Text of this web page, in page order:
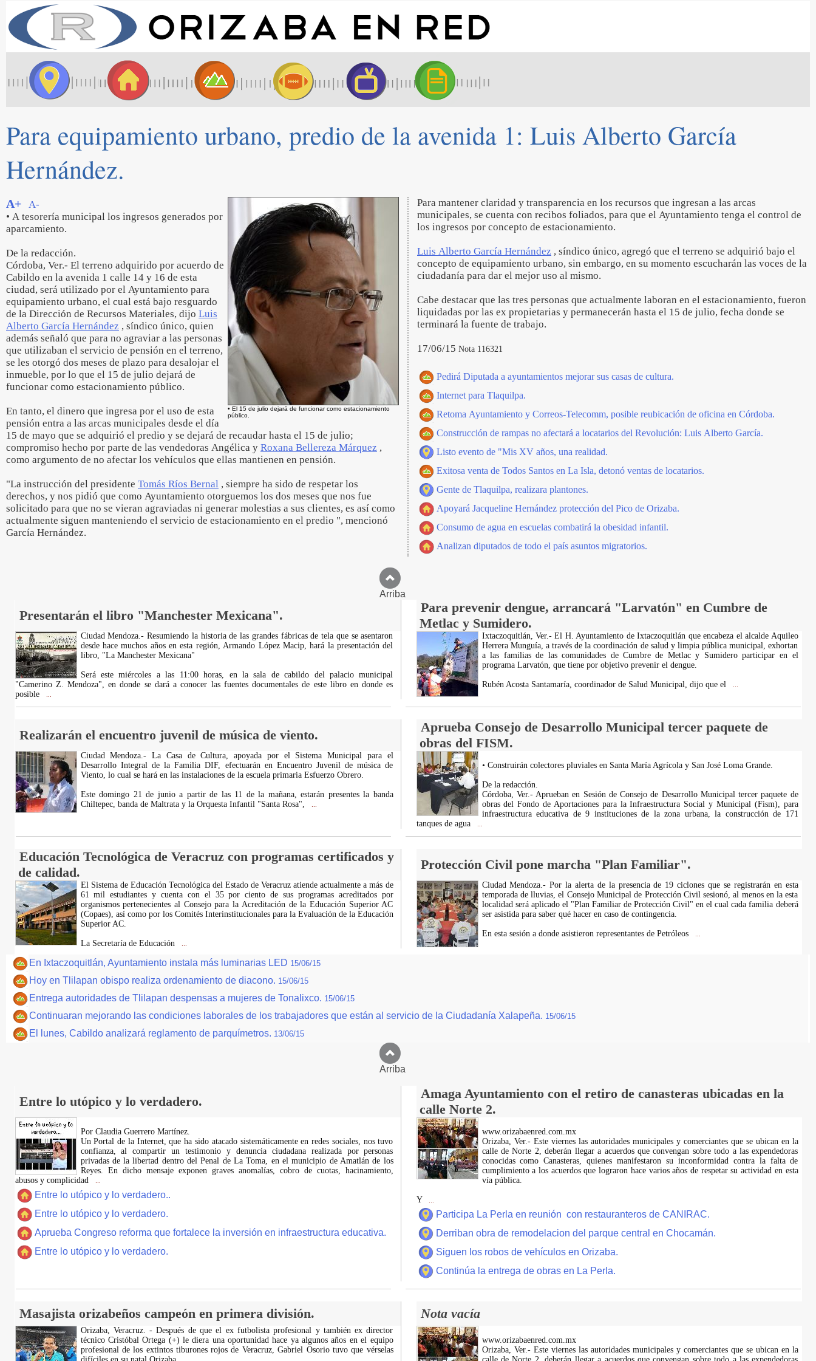
Para equipamiento urbano, predio de la avenida 1: Luis Alberto García
Hernández.
• El 15 de julio dejará de funcionar como estacionamiento
público.
A+
A-
• A tesorería municipal los ingresos generados por
aparcamiento.
De la redacción.
Córdoba, Ver.- El terreno adquirido por acuerdo de
Cabildo en la avenida 1 calle 14 y 16 de esta
ciudad, será utilizado por el Ayuntamiento para
equipamiento urbano, el cual está bajo resguardo
de la Dirección de Recursos Materiales, dijo Luis
Alberto García Hernández , síndico único, quien
además señaló que para no agraviar a las personas
que utilizaban el servicio de pensión en el terreno,
se les otorgó dos meses de plazo para desalojar el
inmueble, por lo que el 15 de julio dejará de
funcionar como estacionamiento público.
En tanto, el dinero que ingresa por el uso de esta
pensión entra a las arcas municipales desde el día
15 de mayo que se adquirió el predio y se dejará de recaudar hasta el 15 de julio;
compromiso hecho por parte de las vendedoras Angélica y Roxana Bellereza Márquez ,
como argumento de no afectar los vehículos que ellas mantienen en pensión.
"La instrucción del presidente Tomás Ríos Bernal , siempre ha sido de respetar los
derechos, y nos pidió que como Ayuntamiento otorguemos los dos meses que nos fue
solicitado para que no se vieran agraviadas ni generar molestias a sus clientes, es así como
actualmente siguen manteniendo el servicio de estacionamiento en el predio ", mencionó
García Hernández.
Para mantener claridad y transparencia en los recursos que ingresan a las arcas
municipales, se cuenta con recibos foliados, para que el Ayuntamiento tenga el control de
los ingresos por concepto de estacionamiento.
Luis Alberto García Hernández , síndico único, agregó que el terreno se adquirió bajo el
concepto de equipamiento urbano, sin embargo, en su momento escucharán las voces de la
ciudadanía para dar el mejor uso al mismo.
Cabe destacar que las tres personas que actualmente laboran en el estacionamiento, fueron
liquidadas por las ex propietarias y permanecerán hasta el 15 de julio, fecha donde se
terminará la fuente de trabajo.
17/06/15 Nota 116321
Pedirá Diputada a ayuntamientos mejorar sus casas de cultura.
Internet para Tlaquilpa.
Retoma Ayuntamiento y Correos-Telecomm, posible reubicación de oficina en Córdoba.
Construcción de rampas no afectará a locatarios del Revolución: Luis Alberto García.
Listo evento de "Mis XV años, una realidad.
Exitosa venta de Todos Santos en La Isla, detonó ventas de locatarios.
Gente de Tlaquilpa, realizara plantones.
Apoyará Jacqueline Hernández protección del Pico de Orizaba.
Consumo de agua en escuelas combatirá la obesidad infantil.
Analizan diputados de todo el país asuntos migratorios.
Arriba
Presentarán el libro "Manchester Mexicana".
Para prevenir dengue, arrancará "Larvatón" en Cumbre de
Metlac y Sumidero.
Ciudad Mendoza.- Resumiendo la historia de las grandes fábricas de tela que se asentaron
desde hace muchos años en esta región, Armando López Macip, hará la presentación del
libro, "La Manchester Mexicana"
Será este miércoles a las 11:00 horas, en la sala de cabildo del palacio municipal
"Camerino Z. Mendoza", en donde se dará a conocer las fuentes documentales de este libro en donde es
posible
Ixtaczoquitlán, Ver.- El H. Ayuntamiento de Ixtaczoquitlán que encabeza el alcalde Aquileo
Herrera Munguía, a través de la coordinación de salud y limpia pública municipal, exhortan
a las familias de las comunidades de Cumbre de Metlac y Sumidero participar en el
programa Larvatón, que tiene por objetivo prevenir el dengue.
Rubén Acosta Santamaría, coordinador de Salud Municipal, dijo que el
Realizarán el encuentro juvenil de música de viento.
Aprueba Consejo de Desarrollo Municipal tercer paquete de
obras del FISM.
Ciudad Mendoza.- La Casa de Cultura, apoyada por el Sistema Municipal para el
Desarrollo Integral de la Familia DIF, efectuarán en Encuentro Juvenil de música de
Viento, lo cual se hará en las instalaciones de la escuela primaria Esfuerzo Obrero.
Este domingo 21 de junio a partir de las 11 de la mañana, estarán presentes la banda
Chiltepec, banda de Maltrata y la Orquesta Infantil "Santa Rosa",
• Construirán colectores pluviales en Santa María Agrícola y San José Loma Grande.
De la redacción.
Córdoba, Ver.- Aprueban en Sesión de Consejo de Desarrollo Municipal tercer paquete de
obras del Fondo de Aportaciones para la Infraestructura Social y Municipal (Fism), para
infraestructura educativa de 9 instituciones de la zona urbana, la construcción de 171
tanques de agua
Educación Tecnológica de Veracruz con programas certificados y
de calidad.
Protección Civil pone marcha "Plan Familiar".
El Sistema de Educación Tecnológica del Estado de Veracruz atiende actualmente a más de
61 mil estudiantes y cuenta con el 35 por ciento de sus programas acreditados por
organismos pertenecientes al Consejo para la Acreditación de la Educación Superior AC
(Copaes), así como por los Comités Interinstitucionales para la Evaluación de la Educación
Superior AC.
La Secretaría de Educación
Ciudad Mendoza.- Por la alerta de la presencia de 19 ciclones que se registrarán en esta
temporada de lluvias, el Consejo Municipal de Protección Civil sesionó, al menos en la esta
localidad será aplicado el "Plan Familiar de Protección Civil" en el cual cada familia deberá
ser asistida para saber qué hacer en caso de contingencia.
En esta sesión a donde asistieron representantes de Petróleos
En Ixtaczoquitlán, Ayuntamiento instala más luminarias LED 15/06/15
Hoy en Tlilapan obispo realiza ordenamiento de diacono. 15/06/15
Entrega autoridades de Tlilapan despensas a mujeres de Tonalixco. 15/06/15
Continuaran mejorando las condiciones laborales de los trabajadores que están al servicio de la Ciudadanía Xalapeña. 15/06/15
El lunes, Cabildo analizará reglamento de parquímetros. 13/06/15
Arriba
Entre lo utópico y lo verdadero.
Amaga Ayuntamiento con el retiro de canasteras ubicadas en la
calle Norte 2.
Por Claudia Guerrero Martínez.
​Un Portal de la Internet, que ha sido atacado sistemáticamente en redes sociales, nos tuvo
confianza, al compartir un testimonio y denuncia ciudadana realizada por personas
privadas de la libertad dentro del Penal de La Toma, en el municipio de Amatlán de los
Reyes. En dicho mensaje exponen graves anomalías, cobro de cuotas, hacinamiento,
abusos y complicidad
Entre lo utópico y lo verdadero..
Entre lo utópico y lo verdadero.
Aprueba Congreso reforma que fortalece la inversión en infraestructura educativa.
Entre lo utópico y lo verdadero.
www.orizabaenred.com.mx
Orizaba, Ver.- Este viernes las autoridades municipales y comerciantes que se ubican en la
calle de Norte 2, deberán llegar a acuerdos que convengan sobre todo a las expendedoras
conocidas como Canasteras, quienes manifestaron su inconformidad contra la falta de
cumplimiento a los acuerdos que lograron hace varios años de respetar su actividad en esta
vía pública.
Y
Participa La Perla en reunión con restauranteros de CANIRAC.
Derriban obra de remodelacion del parque central en Chocamán.
Siguen los robos de vehículos en Orizaba.
Continúa la entrega de obras en La Perla.
Masajista orizabeños campeón en primera división. Nota vacía
Orizaba, Veracruz. - Después de que el ex futbolista profesional y también ex director
técnico Cristóbal Ortega (+) le diera una oportunidad hace ya algunos años en el equipo
profesional de los extintos tiburones rojos de Veracruz, Gabriel Osorio tuvo que vérselas
www.orizabaenred.com.mx
Orizaba, Ver.- Este viernes las autoridades municipales y comerciantes que se ubican en la